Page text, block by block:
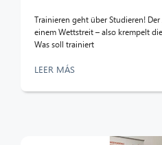
Trainieren geht über Studieren!
einem Wettstreit – also krempelt
Was soll trainiert
LEER MÁS